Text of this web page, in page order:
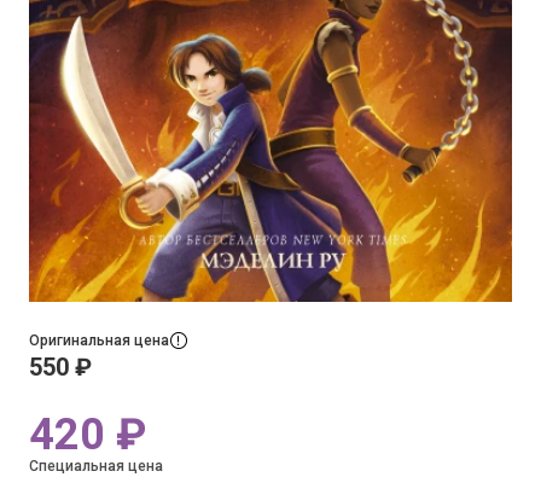
Оригинальная цена
550 ₽
420 ₽
Специальная цена